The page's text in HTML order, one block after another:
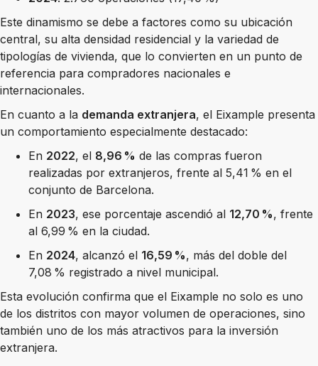
Este dinamismo se debe a factores como su ubicación
central, su alta densidad residencial y la variedad de
tipologías de vivienda, que lo convierten en un punto de
referencia para compradores nacionales e
internacionales.
En cuanto a la demanda extranjera, el Eixample presenta
un comportamiento especialmente destacado:
En 2022, el 8,96 % de las compras fueron
realizadas por extranjeros, frente al 5,41 % en el
conjunto de Barcelona.
En 2023, ese porcentaje ascendió al 12,70 %, frente
al 6,99 % en la ciudad.
En 2024, alcanzó el 16,59 %, más del doble del
7,08 % registrado a nivel municipal.
Esta evolución confirma que el Eixample no solo es uno
de los distritos con mayor volumen de operaciones, sino
también uno de los más atractivos para la inversión
extranjera.